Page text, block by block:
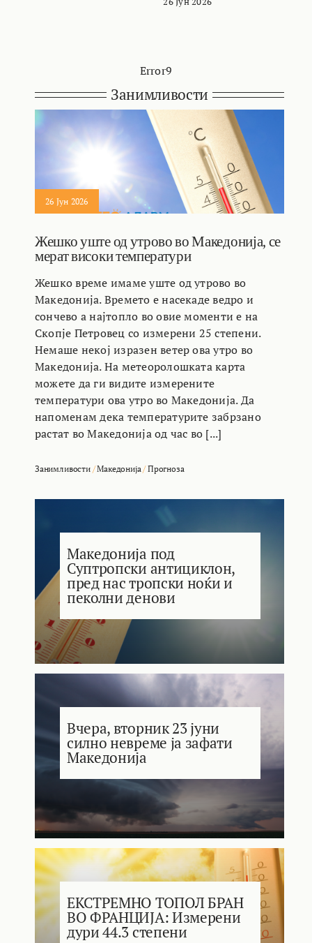
Error9
Занимливости
26 Јун 2026
Жешко уште од утрово во Македонија, се
мерат високи температури
Жешко време имаме уште од утрово во
Македонија. Времето е насекаде ведро и
сончево а најтопло во овие моменти е на
Скопје Петровец со измерени 25 степени.
Немаше некој изразен ветер ова утро во
Македонија. На метеоролошката карта
можете да ги видите измерените
температури ова утро во Македонија. Да
напоменам дека температурите забрзано
растат во Македонија од час во [...]
Занимливости/Македонија/Прогноза
Македонија под
Суптропски антициклон,
пред нас тропски ноќи и
пеколни денови
Вчера, вторник 23 јуни
силно невреме ја зафати
Македонија
ЕКСТРЕМНО ТОПОЛ БРАН
ВО ФРАНЦИЈА: Измерени
дури 44.3 степени